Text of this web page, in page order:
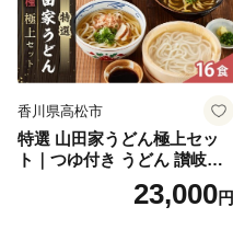
香川県高松市
特選 山田家うどん極上セッ
ト｜つゆ付き うどん 讃岐う
どん さぬきうどん 生麵 うど
んセット カレーうどん 生う
23,000円